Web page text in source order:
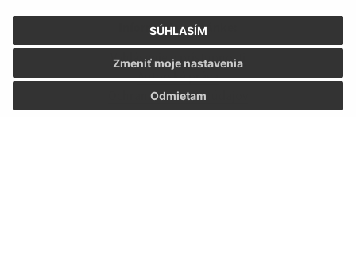
SÚHLASÍM
Odmietam
Zmeniť moje nastavenia
Informácie o stránke:
Vyhlásenie o prístupnosti
Autorské práva
Ochrana osobných údajov